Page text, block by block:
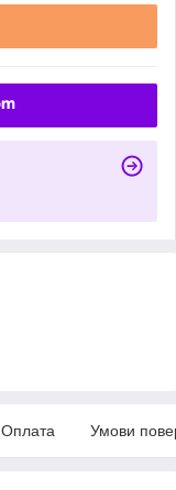
Оплата Умови